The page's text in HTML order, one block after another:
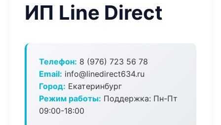
ИП Line Direct
Телефон: 8 (976) 723 56 78
Email: info@linedirect634.ru
Город: Екатеринбург
Режим работы: Поддержка: Пн-Пт
09:00-18:00